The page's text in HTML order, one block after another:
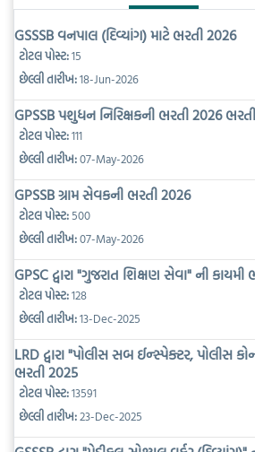
GSSSB વનપાલ (દિવ્યાંગ) માટે ભરતી 2026
ટોટલ પોસ્ટ:15
છેલ્લી તારીખ:18-Jun-2026
GPSSB પશુધન નિરિક્ષકની ભરતી 2026
ટોટલ પોસ્ટ:111
છેલ્લી તારીખ:07-May-2026
GPSSB ગ્રામ સેવકની ભરતી 2026
ટોટલ પોસ્ટ:500
છેલ્લી તારીખ:07-May-2026
GPSC દ્વારા "ગુજરાત શિક્ષણ સેવા" ની કાયમી
ટોટલ પોસ્ટ:128
છેલ્લી તારીખ:13-Dec-2025
LRD દ્વારા "પોલીસ સબ ઈન્સ્પેક્ટર, પોલીસ
ભરતી 2025
ટોટલ પોસ્ટ:13591
છેલ્લી તારીખ:23-Dec-2025